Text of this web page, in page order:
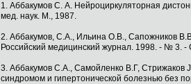
1. Аббакумов С. А. Нейроциркуляторная
мед. наук. М., 1987.
2. Аббакумов, С.А., Ильина О.В., Сапожников
Российский медицинский журнал. 1998. - № 3. -
3. Аббакумов С.А., Самойленко В.Г, Стрижаков
синдромом и гипертонической болезнью без